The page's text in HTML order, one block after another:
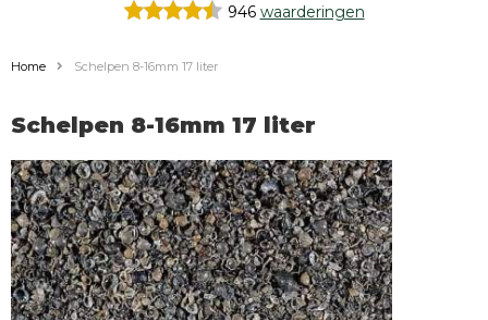
946 waarderingen
Home Schelpen 8-16mm 17 liter
Schelpen 8-16mm 17 liter